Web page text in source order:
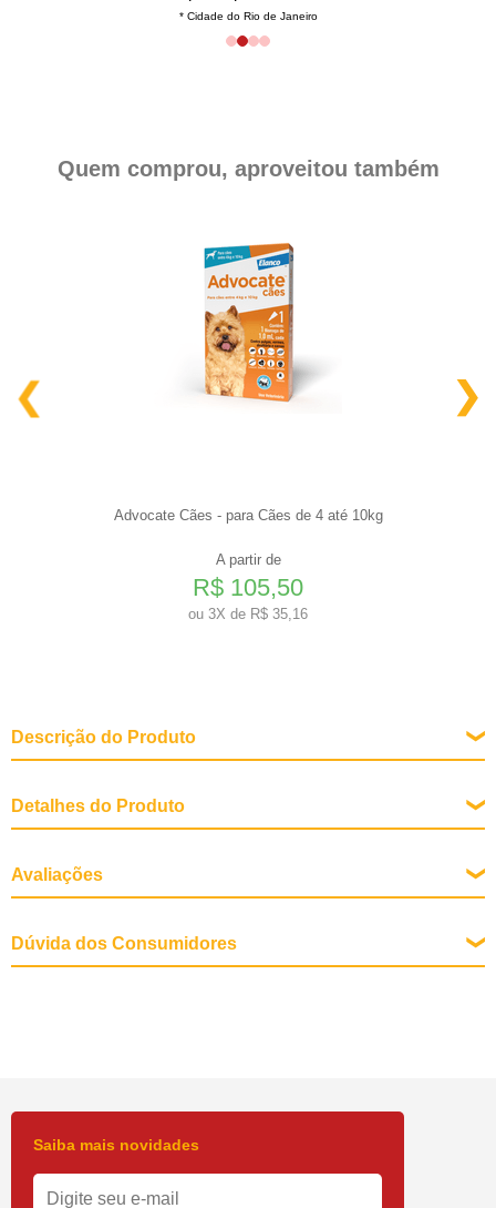
* Cidade do Rio de Janeiro
Quem comprou, aproveitou também
Advocate Cães - para Cães de 4 até 10kg
A partir de
R$ 105,50
ou 3X de R$ 35,16
Descrição do Produto
Detalhes do Produto
Cuidados com a Pele
Avaliações
Dúvida dos Consumidores
Saiba mais novidades